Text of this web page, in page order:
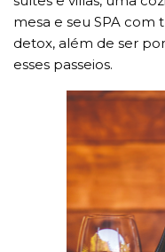
mesa e seu SPA com
detox, além de ser
esses passeios.